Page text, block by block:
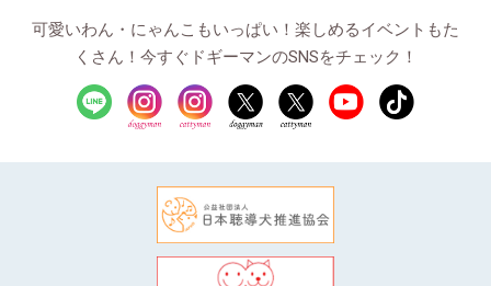
可愛いわん・にゃんこもいっぱい！楽しめるイベントもた
くさん！今すぐドギーマンのSNSをチェック！